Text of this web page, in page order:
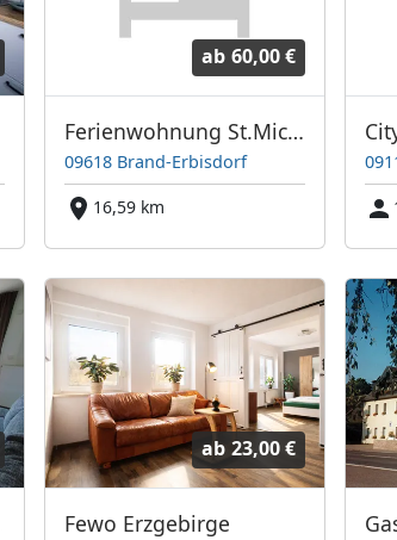
ab 60,00 €
Ferienwohnung St.Michaelis
09618 Brand-Erbisdorf
16,59 km
ab 23,00 €
Fewo Erzgebirge